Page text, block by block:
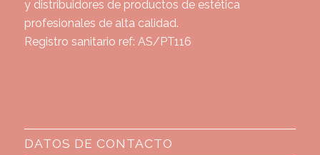
y distribuidores de productos de estética
profesionales de alta calidad.
Registro sanitario ref: AS/PT116
DATOS DE CONTACTO